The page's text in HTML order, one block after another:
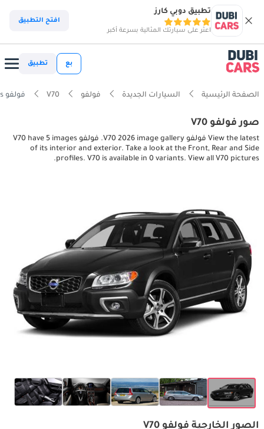
تطبيق دوبي كارز
اعثر على سيارتك المثالية بسرعة أكبر
افتح التطبيق
بع تطبيق
الصفحة الرئيسية السيارات الجديدة فولفو V70 فولفو V70 interior, exterior pictures
صور فولفو V70
View the latest فولفو V70 2026 image gallery. فولفو V70 have 5 images
of its interior and exterior. Take a look at the Front, Rear and Side
profiles. V70 is available in 0 variants. View all V70 pictures.
الصور الخارجية فولفو V70